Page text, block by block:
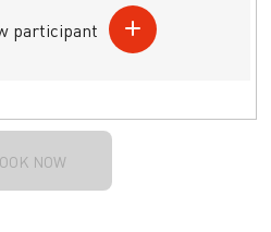
participant
NOW